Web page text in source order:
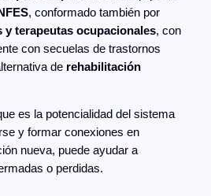
, conformado también por
y terapeutas ocupacionales, con
con secuelas de trastornos
de rehabilitación
es la potencialidad del sistema
y formar conexiones en
nueva, puede ayudar a
o perdidas.